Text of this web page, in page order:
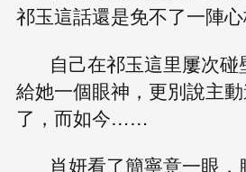
祁玉這話還是免不了一陣
自己在祁玉這里屢次
給她一個眼神，更別說主
了，而如今……
肖妍看了簡寧意一眼